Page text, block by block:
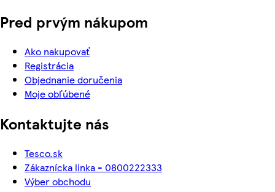
Pred prvým nákupom
Ako nakupovať
Registrácia
Objednanie doručenia
Moje obľúbené
Kontaktujte nás
Tesco.sk
Zákaznícka linka - 0800222333
Výber obchodu